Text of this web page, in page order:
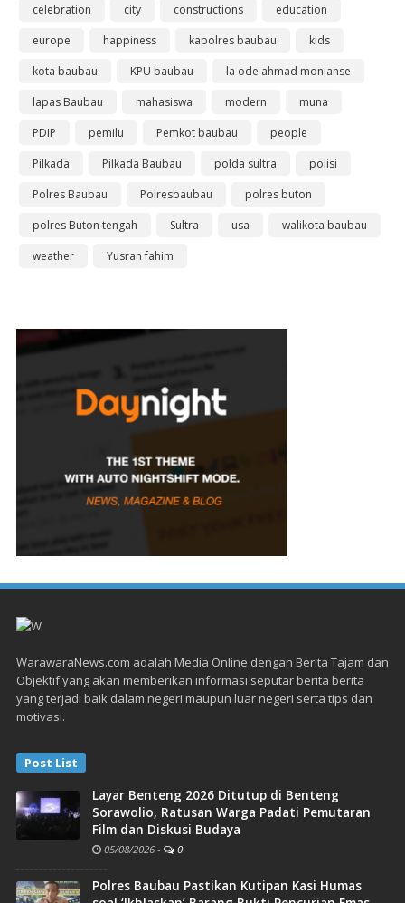
celebration
city constructions
education
europe
happiness kapolres baubau
kids
kota baubau
KPU baubau
la ode ahmad monianse
lapas Baubau
mahasiswa modern
muna
PDIP
pemilu Pemkot baubau
people
Pilkada
Pilkada Baubau polda sultra
polisi
Polres Baubau
Polresbaubau
polres buton
polres Buton tengah
Sultra usa
walikota baubau
weather
Yusran fahim
WarawaraNews.com adalah Media Online dengan Berita Tajam dan
Objektif yang akan memberikan informasi seputar berita berita
yang terjadi baik dalam negeri maupun luar negeri serta tips dan
motivasi.
Post List
Layar Benteng 2026 Ditutup di Benteng
Sorawolio, Ratusan Warga Padati Pemutaran
Film dan Diskusi Budaya
05/08/2026 - 0
Polres Baubau Pastikan Kutipan Kasi Humas